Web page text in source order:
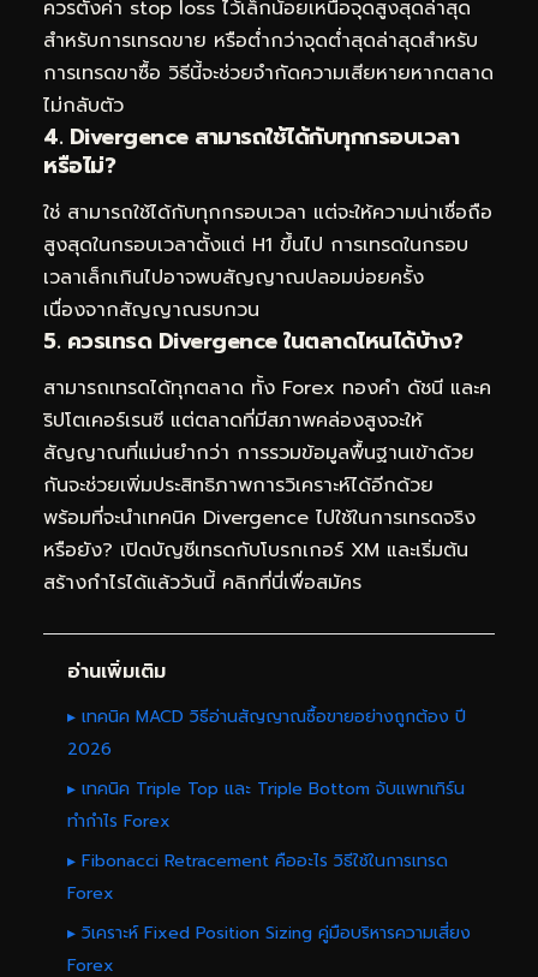
ควรตั้งค่า stop loss ไว้เล็กน้อยเหนือจุดสูงสุดล่าสุด
สำหรับการเทรดขาย หรือต่ำกว่าจุดต่ำสุดล่าสุดสำหรับ
การเทรดขาซื้อ วิธีนี้จะช่วยจำกัดความเสียหายหากตลาด
ไม่กลับตัว
4. Divergence สามารถใช้ได้กับทุกกรอบเวลา
หรือไม่?
ใช่ สามารถใช้ได้กับทุกกรอบเวลา แต่จะให้ความน่าเชื่อถือ
สูงสุดในกรอบเวลาตั้งแต่ H1 ขึ้นไป การเทรดในกรอบ
เวลาเล็กเกินไปอาจพบสัญญาณปลอมบ่อยครั้ง
เนื่องจากสัญญาณรบกวน
5. ควรเทรด Divergence ในตลาดไหนได้บ้าง?
สามารถเทรดได้ทุกตลาด ทั้ง Forex ทองคำ ดัชนี และค
ริปโตเคอร์เรนซี แต่ตลาดที่มีสภาพคล่องสูงจะให้
สัญญาณที่แม่นยำกว่า การรวมข้อมูลพื้นฐานเข้าด้วย
กันจะช่วยเพิ่มประสิทธิภาพการวิเคราะห์ได้อีกด้วย
พร้อมที่จะนำเทคนิค Divergence ไปใช้ในการเทรดจริง
หรือยัง? เปิดบัญชีเทรดกับโบรกเกอร์ XM และเริ่มต้น
สร้างกำไรได้แล้ววันนี้ คลิกที่นี่เพื่อสมัคร
อ่านเพิ่มเติม
▸ เทคนิค MACD วิธีอ่านสัญญาณซื้อขายอย่างถูกต้อง ปี
2026
▸ เทคนิค Triple Top และ Triple Bottom จับแพทเทิร์น
ทำกำไร Forex
▸ Fibonacci Retracement คืออะไร วิธีใช้ในการเทรด
Forex
▸ วิเคราะห์ Fixed Position Sizing คู่มือบริหารความเสี่ยง
Forex